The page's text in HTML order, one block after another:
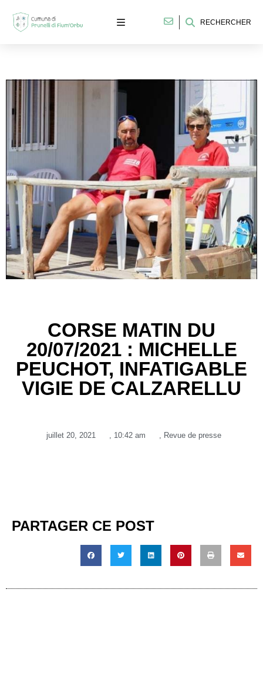
RECHERCHER
CORSE MATIN DU
20/07/2021 : MICHELLE
PEUCHOT, INFATIGABLE
VIGIE DE CALZARELLU
juillet 20, 2021 10:42 am Revue de presse
PARTAGER CE POST